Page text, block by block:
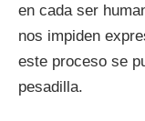
en cada ser
nos impiden
este proceso se
pesadilla.